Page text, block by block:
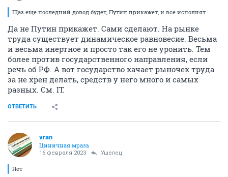
Щаз еще последний довод будет, Путин прикажет, и все исполнят
Да не Путин прикажет. Сами сделают. На рынке
труда существует динамическое равновесие. Весьма
и весьма инертное и просто так его не уронить. Тем
более против государственного направления, если
речь об РФ. А вот государство качает рыночек труда
за не хрен делать, средств у него много и самых
разных. См. IT.
ОТВЕТИТЬ
vran
Циничная мразь
16 февраля 2023 Ушелец
Нет